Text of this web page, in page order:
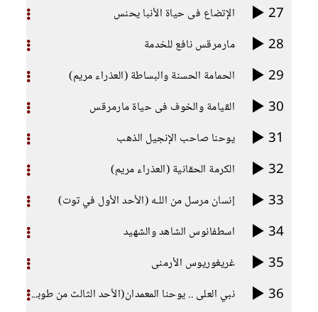
27 الإتضاع فى حياة الأنبا يحنس
28 مارمرقس نافع للخدمة
29 الحمامة الحسنة والبساطة (العذراء مريم)
30 القيامة والخوف فى حياة مارمرقس
31 يوحنا صاحب الإنجيل الذهب
32 الكرمة الحقانية (العذراء مريم)
33 إنسان مرسل من اللـه (الأحد الأول في توت)
34 اسطفانوس الشاهد والشهيد
35 غريغوريوس الأرمنى
36 نبي العلى .. يوحنا المعمدان(الأحد الثالث من طوبة)